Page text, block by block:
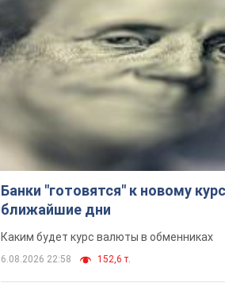
Банки "готовятся" к новому
ближайшие дни
Каким будет курс валюты в обменниках
6.08.2026 22:58 152,6 т.